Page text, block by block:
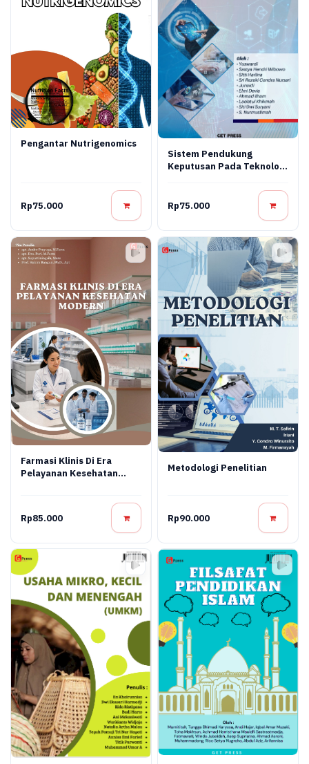
Pengantar Nutrigenomics
Rp75.000
Sistem Pendukung
Keputusan Pada Teknologi
Rp75.000
Farmasi Klinis Di Era
Pelayanan Kesehatan
Rp85.000
Metodologi Penelitian
Rp90.000